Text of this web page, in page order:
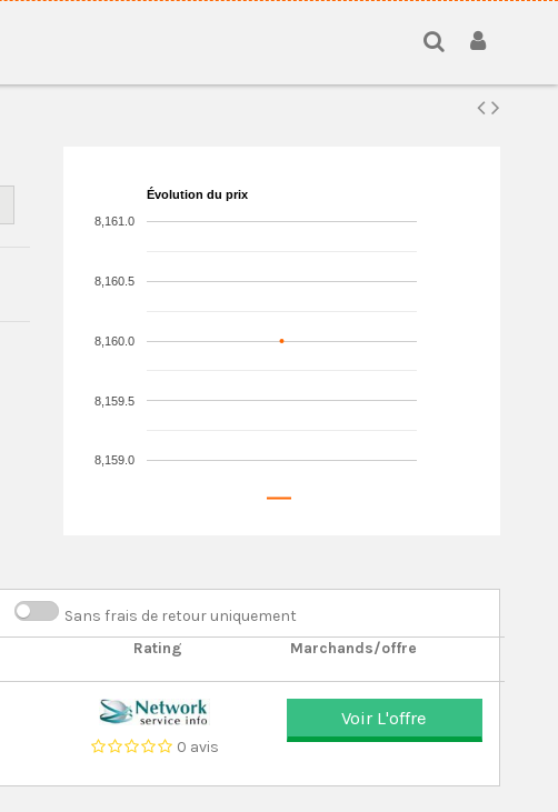
Évolution du prix
8,159.0
8,159.5
8,160.0
8,160.5
8,161.0
Sans frais de retour uniquement
Rating Marchands/offre
0 avis
Voir L'offre